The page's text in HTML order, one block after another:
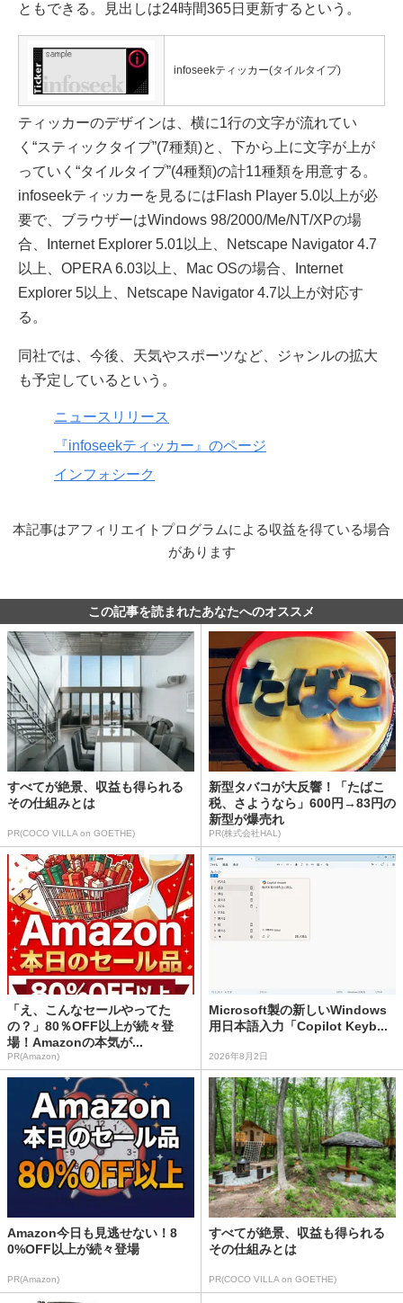
ともできる。見出しは24時間365日更新するという。
infoseekティッカー(タイルタイプ)
ティッカーのデザインは、横に1行の文字が流れてい
く“スティックタイプ”(7種類)と、下から上に文字が上が
っていく“タイルタイプ”(4種類)の計11種類を用意する。
infoseekティッカーを見るにはFlash Player 5.0以上が必
要で、ブラウザーはWindows 98/2000/Me/NT/XPの場
合、Internet Explorer 5.01以上、Netscape Navigator 4.7
以上、OPERA 6.03以上、Mac OSの場合、Internet
Explorer 5以上、Netscape Navigator 4.7以上が対応す
る。
同社では、今後、天気やスポーツなど、ジャンルの拡大
も予定しているという。
ニュースリリース
『infoseekティッカー』のページ
インフォシーク
本記事はアフィリエイトプログラムによる収益を得ている場合
があります
この記事を読まれたあなたへのオススメ
すべてが絶景、収益も得られる
その仕組みとは
PR(COCO VILLA on GOETHE)
新型タバコが大反響！「たばこ
税、さようなら」600円→83円の
新型が爆売れ
PR(株式会社HAL)
「え、こんなセールやってた
の？」80％OFF以上が続々登
場！Amazonの本気が...
PR(Amazon)
Microsoft製の新しいWindows
用日本語入力「Copilot Keyb...
2026年8月2日
Amazon今日も見逃せない！8
0%OFF以上が続々登場
PR(Amazon)
すべてが絶景、収益も得られる
その仕組みとは
PR(COCO VILLA on GOETHE)